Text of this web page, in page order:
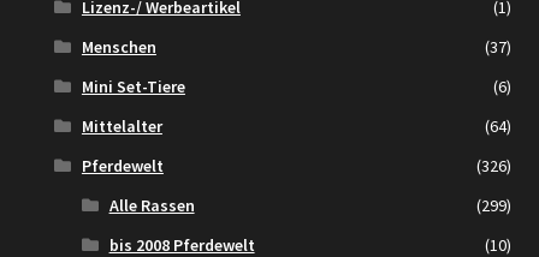
Lizenz-/ Werbeartikel
(1)
Menschen
(37)
Mini Set-Tiere
(6)
Mittelalter
(64)
Pferdewelt
(326)
Alle Rassen
(299)
bis 2008 Pferdewelt
(10)